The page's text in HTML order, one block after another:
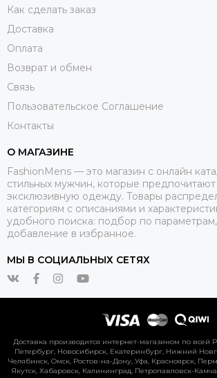
Как сделать заказ
Доставка
Оплата
Возврат и обмен
Связь
Пользовательское Соглашение
Контакты
О МАГАЗИНЕ
FashionMens — это магазин с онлайн
стильных мужчин, которые предпочитают
эксклюзивную одежду. Товары
категориям с описаниями и
удобного поиска: подбор по
добавление в избранное.
МЫ В СОЦИАЛЬНЫХ СЕТЯХ
Доставка производится интернет-магазином по всей
Петербург, Новосибирск, Екатеринбург, Нижний
Челябинск, Омск, Ростов-на-Дону, Уфа, Красноярск,
Якутск, Хабаровск, Калининград, Петропавловск-